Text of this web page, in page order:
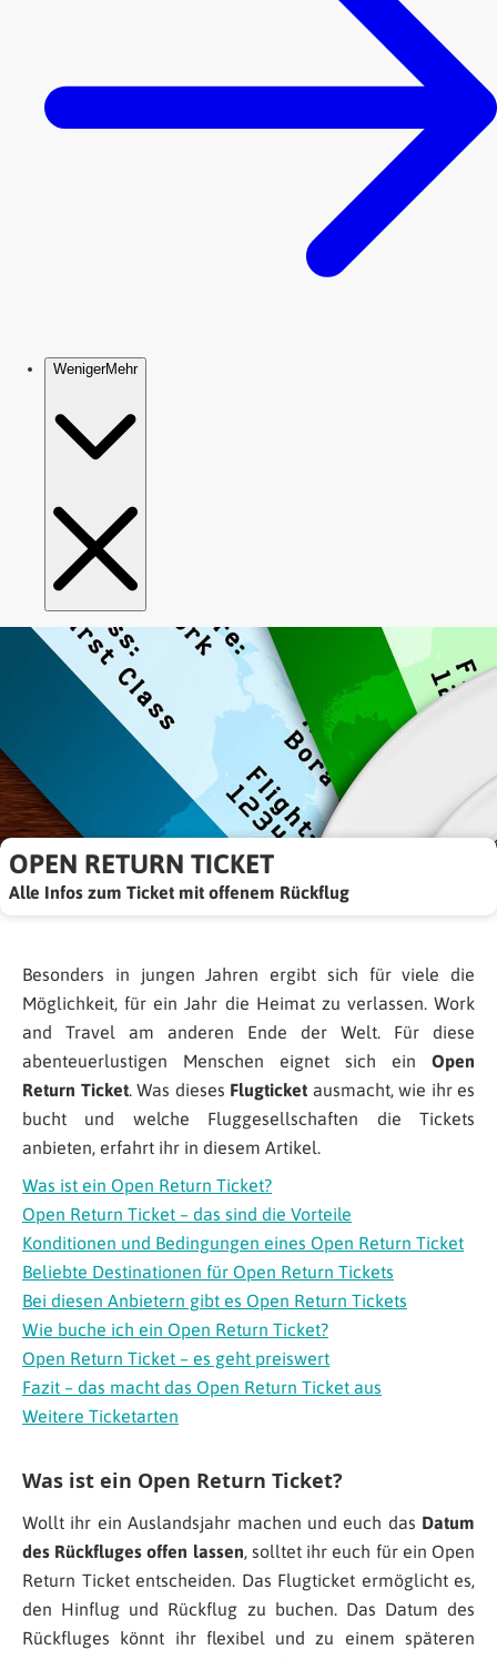
OPEN RETURN TICKET
Alle Infos zum Ticket mit offenem Rückflug
Besonders in jungen Jahren ergibt sich für viele die
Möglichkeit, für ein Jahr die Heimat zu verlassen. Work
and Travel am anderen Ende der Welt. Für diese
abenteuerlustigen Menschen eignet sich ein Open
Return Ticket. Was dieses Flugticket ausmacht, wie ihr es
bucht und welche Fluggesellschaften die Tickets
anbieten, erfahrt ihr in diesem Artikel.
Was ist ein Open Return Ticket?
Open Return Ticket – das sind die Vorteile
Konditionen und Bedingungen eines Open Return Ticket
Beliebte Destinationen für Open Return Tickets
Bei diesen Anbietern gibt es Open Return Tickets
Wie buche ich ein Open Return Ticket?
Open Return Ticket – es geht preiswert
Fazit – das macht das Open Return Ticket aus
Weitere Ticketarten
Was ist ein Open Return Ticket?
Wollt ihr ein Auslandsjahr machen und euch das Datum
des Rückfluges offen lassen, solltet ihr euch für ein Open
Return Ticket entscheiden. Das Flugticket ermöglicht es,
den Hinflug und Rückflug zu buchen. Das Datum des
Rückfluges könnt ihr flexibel und zu einem späteren